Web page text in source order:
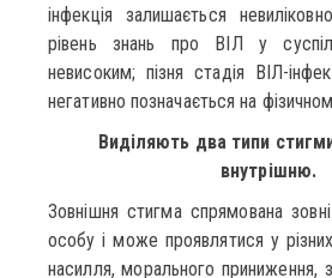
інфекція залишається
рівень знань про ВІЛ у
невисоким; пізня стадія ВІЛ-
негативно позначається на
Виділяють два типи
внутрішню.
Зовнішня стигма спрямована
особу і може проявлятися у
насилля, морального приниження,